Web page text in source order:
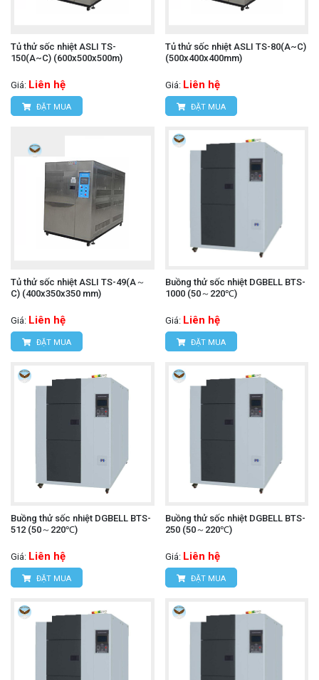
Tủ thử sốc nhiệt ASLI TS-
150(A~C) (600x500x500m)
Giá: Liên hệ
ĐẶT MUA
Tủ thử sốc nhiệt ASLI TS-80(A~C)
(500x400x400mm)
Giá: Liên hệ
ĐẶT MUA
Tủ thử sốc nhiệt ASLI TS-49(A～
C) (400x350x350 mm)
Giá: Liên hệ
ĐẶT MUA
Buồng thử sốc nhiệt DGBELL BTS-
1000 (50～220℃)
Giá: Liên hệ
ĐẶT MUA
Buồng thử sốc nhiệt DGBELL BTS-
512 (50～220℃)
Giá: Liên hệ
ĐẶT MUA
Buồng thử sốc nhiệt DGBELL BTS-
250 (50～220℃)
Giá: Liên hệ
ĐẶT MUA